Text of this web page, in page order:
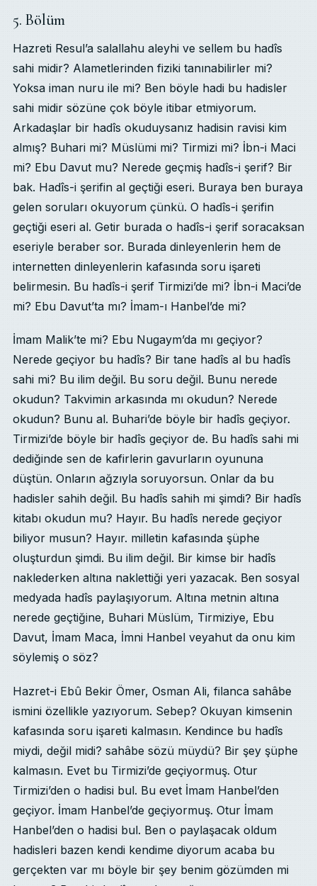
5. Bölüm
Hazreti Resul’a salallahu aleyhi ve sellem bu hadîs
sahi midir? Alametlerinden fiziki tanınabilirler mi?
Yoksa iman nuru ile mi? Ben böyle hadi bu hadisler
sahi midir sözüne çok böyle itibar etmiyorum.
Arkadaşlar bir hadîs okuduysanız hadisin ravisi kim
almış? Buhari mi? Müslümi mi? Tirmizi mi? İbn-i Maci
mi? Ebu Davut mu? Nerede geçmiş hadîs-i şerif? Bir
bak. Hadîs-i şerifin al geçtiği eseri. Buraya ben buraya
gelen soruları okuyorum çünkü. O hadîs-i şerifin
geçtiği eseri al. Getir burada o hadîs-i şerif soracaksan
eseriyle beraber sor. Burada dinleyenlerin hem de
internetten dinleyenlerin kafasında soru işareti
belirmesin. Bu hadîs-i şerif Tirmizi’de mi? İbn-i Maci’de
mi? Ebu Davut’ta mı? İmam-ı Hanbel’de mi?
İmam Malik’te mi? Ebu Nugaym’da mı geçiyor?
Nerede geçiyor bu hadîs? Bir tane hadîs al bu hadîs
sahi mi? Bu ilim değil. Bu soru değil. Bunu nerede
okudun? Takvimin arkasında mı okudun? Nerede
okudun? Bunu al. Buhari’de böyle bir hadîs geçiyor.
Tirmizi’de böyle bir hadîs geçiyor de. Bu hadîs sahi mi
dediğinde sen de kafirlerin gavurların oyununa
düştün. Onların ağzıyla soruyorsun. Onlar da bu
hadisler sahih değil. Bu hadîs sahih mi şimdi? Bir hadîs
kitabı okudun mu? Hayır. Bu hadîs nerede geçiyor
biliyor musun? Hayır. milletin kafasında şüphe
oluşturdun şimdi. Bu ilim değil. Bir kimse bir hadîs
naklederken altına naklettiği yeri yazacak. Ben sosyal
medyada hadîs paylaşıyorum. Altına metnin altına
nerede geçtiğine, Buhari Müslüm, Tirmiziye, Ebu
Davut, İmam Maca, İmni Hanbel veyahut da onu kim
söylemiş o söz?
Hazret-i Ebû Bekir Ömer, Osman Ali, filanca sahâbe
ismini özellikle yazıyorum. Sebep? Okuyan kimsenin
kafasında soru işareti kalmasın. Kendince bu hadîs
miydi, değil midi? sahâbe sözü müydü? Bir şey şüphe
kalmasın. Evet bu Tirmizi’de geçiyormuş. Otur
Tirmizi’den o hadisi bul. Bu evet İmam Hanbel’den
geçiyor. İmam Hanbel’de geçiyormuş. Otur İmam
Hanbel’den o hadisi bul. Ben o paylaşacak oldum
hadisleri bazen kendi kendime diyorum acaba bu
gerçekten var mı böyle bir şey benim gözümden mi